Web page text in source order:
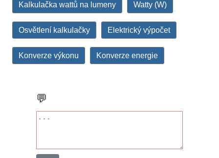
Kalkulačka wattů na lumeny Watty (W)
Osvětlení kalkulačky Elektrický výpočet
Konverze výkonu Konverze energie
💬